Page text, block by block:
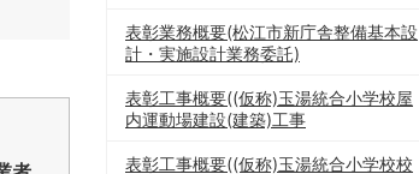
表彰業務概要(松江市新庁舎整備基本設
計・実施設計業務委託)
表彰工事概要((仮称)玉湯統合小学校屋
内運動場建設(建築)工事
表彰工事概要((仮称)玉湯統合小学校校